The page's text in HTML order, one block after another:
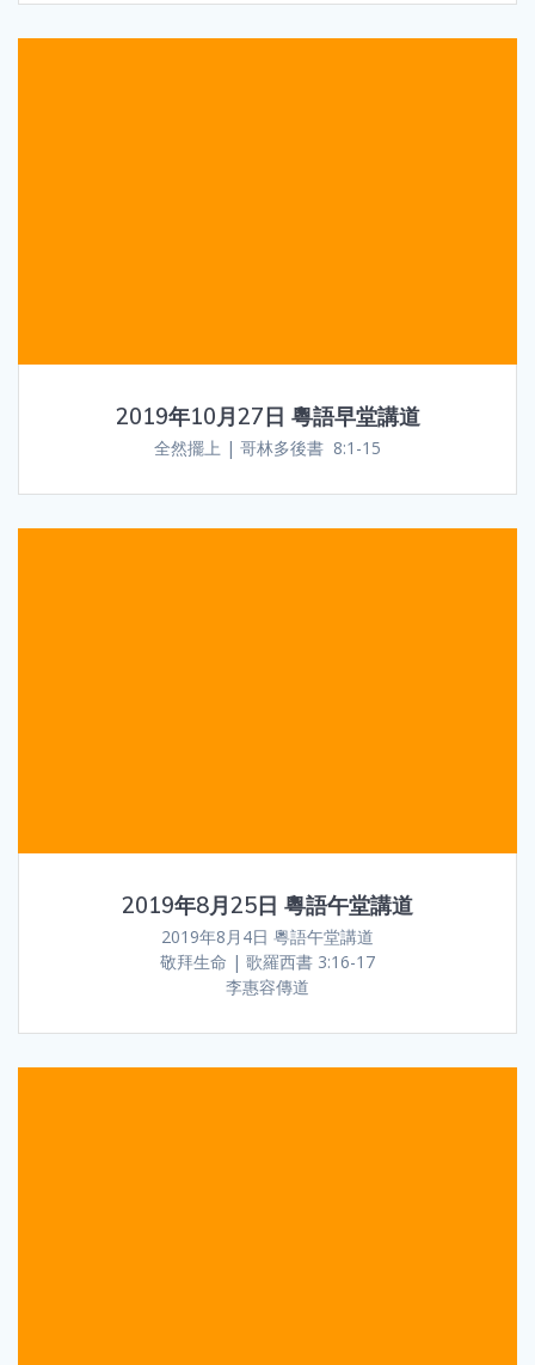
2019年10月27日 粵語早堂講道
全然擺上 | 哥林多後書 8:1-15
2019年8月25日 粵語午堂講道
2019年8月4日 粵語午堂講道
敬拜生命 | 歌羅西書 3:16-17
李惠容傳道